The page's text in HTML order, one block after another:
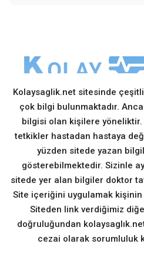
Kolaysaglik.net sitesinde
çok bilgi bulunmaktadır.
bilgisi olan kişilere yöneliktir.
tetkikler hastadan hastaya
yüzden sitede yazan
gösterebilmektedir. Sizinle
sitede yer alan bilgiler doktor
Site içeriğini uygulamak
Siteden link verdiğimiz
doğruluğundan
cezai olarak sorumluluk